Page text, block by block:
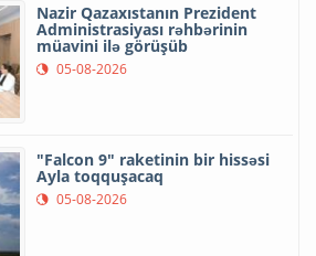
Nazir Qazaxıstanın Prezident
Administrasiyası rəhbərinin
müavini ilə görüşüb
05-08-2026
"Falcon 9" raketinin bir hissəsi
Ayla toqquşacaq
05-08-2026